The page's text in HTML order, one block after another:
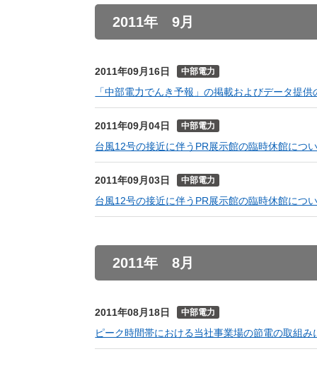
2011年 9月
2011年09月16日 中部電力
「中部電力でんき予報」の掲載およびデータ提供
2011年09月04日 中部電力
台風12号の接近に伴うPR展示館の臨時休館につ
2011年09月03日 中部電力
台風12号の接近に伴うPR展示館の臨時休館につ
2011年 8月
2011年08月18日 中部電力
ピーク時間帯における当社事業場の節電の取組み